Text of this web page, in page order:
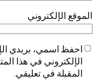
الموقع الإلكتروني
احفظ اسمي، بريدي
الإلكتروني في هذا
المقبلة في تعليقي.